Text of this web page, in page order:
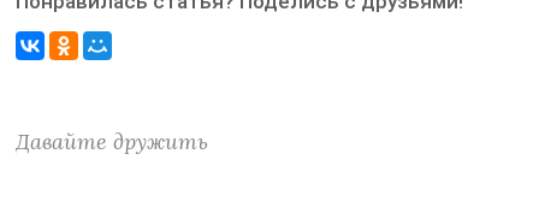
Давайте дружить